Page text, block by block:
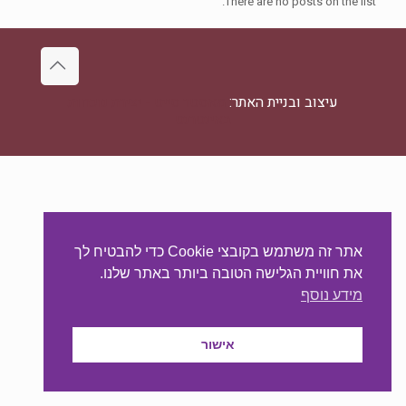
עיצוב ובניית האתר:
אתר זה משתמש בקובצי Cookie כדי להבטיח לך
את חוויית הגלישה הטובה ביותר באתר שלנו.
מידע נוסף
אישור